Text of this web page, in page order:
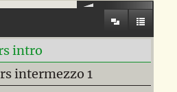
intro
intermezzo 1